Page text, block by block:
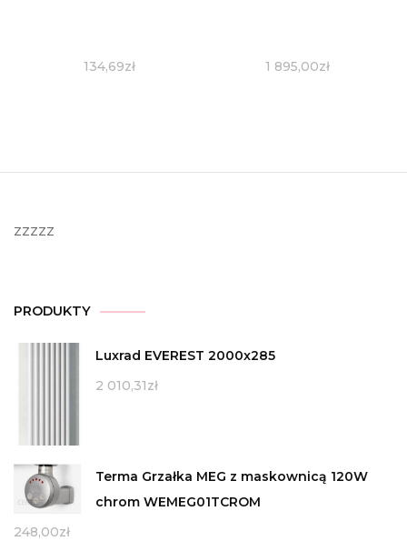
134,69zł 1 895,00zł
zzzzz
PRODUKTY
Luxrad EVEREST 2000x285
2 010,31zł
Terma Grzałka MEG z maskownicą 120W
chrom WEMEG01TCROM
248,00zł